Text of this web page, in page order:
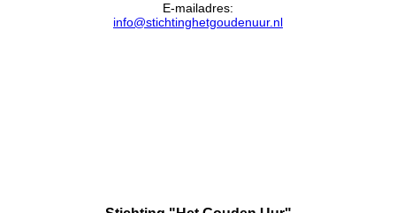
E-mailadres:
info@stichtinghetgoudenuur.nl